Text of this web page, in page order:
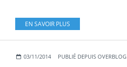
EN SAVOIR PLUS
,BIENS MEUBLES,SOCIÉTÉ
03/11/2014 PUBLIÉ DEPUIS OVERBLOG